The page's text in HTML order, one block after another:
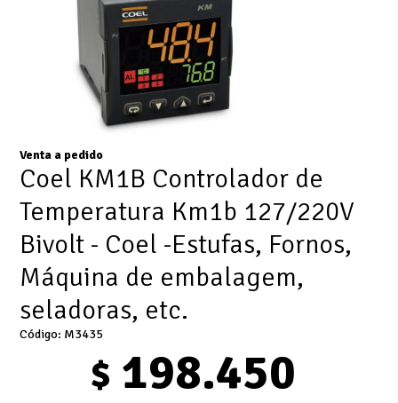
Venta a pedido
Coel KM1B Controlador de
Temperatura Km1b 127/220V
Bivolt - Coel -Estufas, Fornos,
Máquina de embalagem,
seladoras, etc.
Código: M3435
$ 198.450